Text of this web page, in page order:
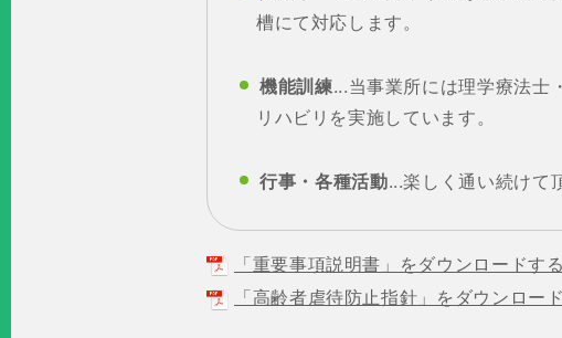
槽にて対応します。
機能訓練...当事業所には理学療法士
リハビリを実施しています。
行事・各種活動...楽しく通い続けて
「重要事項説明書」をダウンロードす
「高齢者虐待防止指針」をダウンロー